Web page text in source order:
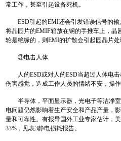
常工作，甚至引起设备死机。
ESD引起的EMI还会引发错误信号的输
将晶园片的EMIF箱放在钢的手推车上，晶
轮是绝缘的，则EMI的扩散会引起园晶片处
③电击人体
人的ESD或对人的ESD当超过人体电击
伤害感觉，造成工作人员的情绪不安，操作
半导体，平面显示器，光电子等洁净室
电问题仍然影响着生产安全和产品产量，
量和可靠性。有报导国外工业专家估计，
33%，见表3静电损耗报告。